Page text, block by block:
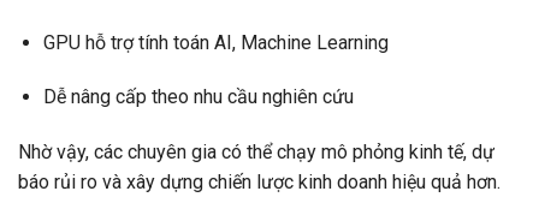
GPU hỗ trợ tính toán AI, Machine Learning
Dễ nâng cấp theo nhu cầu nghiên cứu
Nhờ vậy, các chuyên gia có thể chạy mô phỏng kinh tế, dự
báo rủi ro và xây dựng chiến lược kinh doanh hiệu quả hơn.